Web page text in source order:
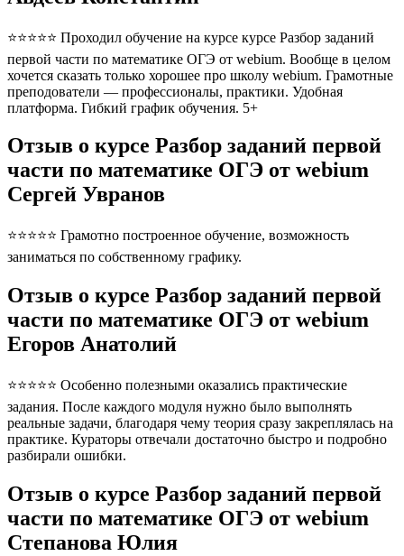
⭐⭐⭐⭐⭐ Проходил обучение на курсе курсе Разбор заданий
первой части по математике ОГЭ от webium. Вообще в целом
хочется сказать только хорошее про школу webium. Грамотные
преподователи — профессионалы, практики. Удобная
платформа. Гибкий график обучения. 5+
Отзыв о курсе Разбор заданий первой
части по математике ОГЭ от webium
Сергей Увранов
⭐⭐⭐⭐⭐ Грамотно построенное обучение, возможность
заниматься по собственному графику.
Отзыв о курсе Разбор заданий первой
части по математике ОГЭ от webium
Егоров Анатолий
⭐⭐⭐⭐⭐ Особенно полезными оказались практические
задания. После каждого модуля нужно было выполнять
реальные задачи, благодаря чему теория сразу закреплялась на
практике. Кураторы отвечали достаточно быстро и подробно
разбирали ошибки.
Отзыв о курсе Разбор заданий первой
части по математике ОГЭ от webium
Степанова Юлия